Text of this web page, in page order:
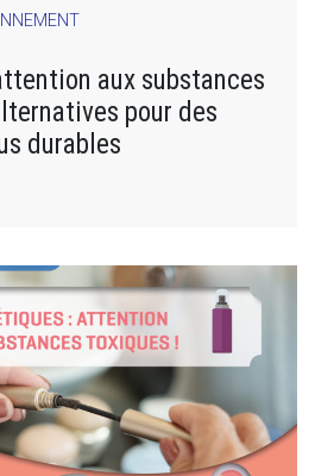
aux substances
pour des
durables